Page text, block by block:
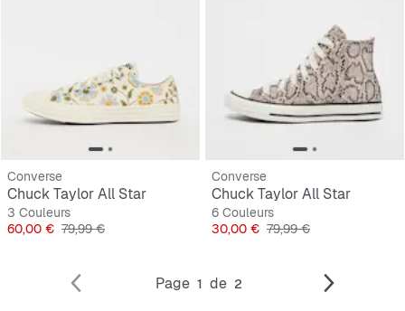
Converse
Chuck Taylor All Star
3 Couleurs
Prix
60,00 € Prix original
79,99 €
Converse
Chuck Taylor All Star
6 Couleurs
Prix
30,00 € Prix original
79,99 €
Page 1 de 2